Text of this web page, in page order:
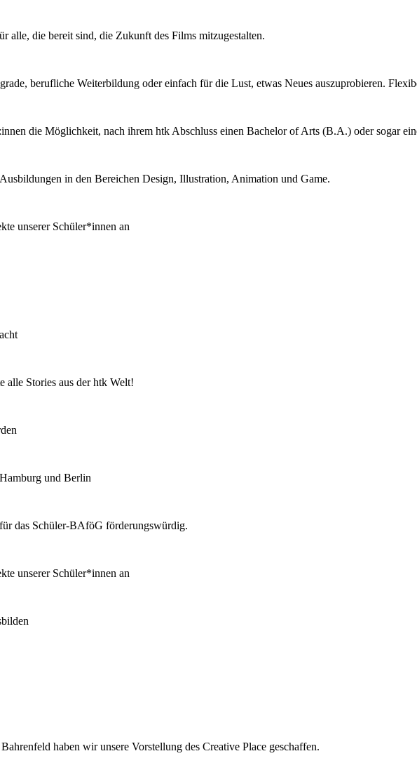
alle, die bereit sind, die Zukunft des Films mitzugestalten.
berufliche Weiterbildung oder einfach für die Lust, etwas Neues auszuprobieren.
die Möglichkeit, nach ihrem htk Abschluss einen Bachelor of Arts (B.A.) oder sogar
in den Bereichen Design, Illustration, Animation und Game.
unserer Schüler*innen an
alle Stories aus der htk Welt!
und Berlin
das Schüler-BAföG förderungswürdig.
unserer Schüler*innen an
haben wir unsere Vorstellung des Creative Place geschaffen.